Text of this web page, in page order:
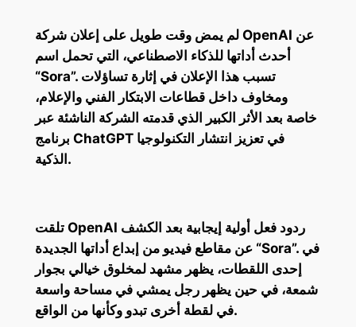
لم يمض وقت طويل على إعلان شركة OpenAI عن
أحدث أداتها للذكاء الاصطناعي، التي تحمل اسم
“Sora”. تسبب هذا الإعلان في إثارة تساؤلات
ومخاوف داخل قطاعات الابتكار الفني والإعلام،
خاصة بعد الأثر الكبير الذي قدمته الشركة الناشئة عبر
برنامج ChatGPT في تعزيز انتشار التكنولوجيا
الذكية.
تلقت OpenAI ردود فعل أولية إيجابية بعد الكشف
عن مقاطع فيديو من إبداع أداتها الجديدة “Sora”. في
إحدى اللقطات، يظهر مشهد لمخلوق خيالي بجوار
شمعة، في حين يظهر رجل يمشي في مساحة واسعة
في لقطة أخرى تبدو وكأنها من الواقع.